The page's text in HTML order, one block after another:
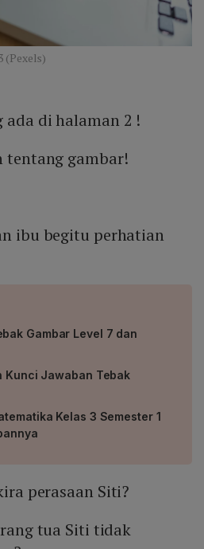
(Pexels)
di halaman 2 !
tentang gambar!
ibu begitu perhatian
Gambar Level 7 dan
Kunci Jawaban Tebak
Kelas 3 Semester 1
perasaan Siti?
tua Siti tidak